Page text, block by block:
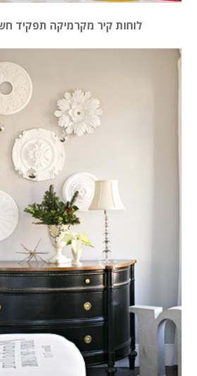
לוחות קיר מקרמיקה תפקיד